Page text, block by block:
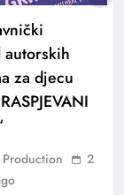
autorskih
za djecu
Production
2